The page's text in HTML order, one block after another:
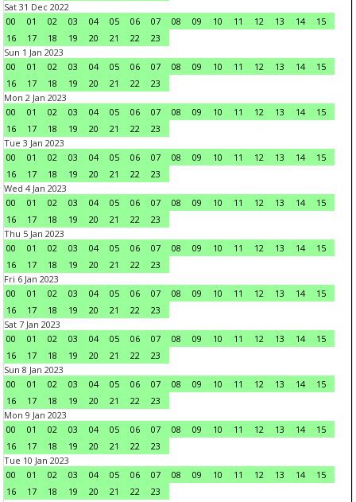
Sat 31 Dec 2022
00
01 02 03 04 05 06 07 08 09 10 11 12 13 14
15
16
17 18 19 20 21 22
23
Sun 1 Jan 2023
00
01 02 03 04 05 06 07 08 09 10 11 12 13 14
15
16
17 18 19 20 21 22
23
Mon 2 Jan 2023
00
01 02 03 04 05 06 07 08 09 10 11 12 13 14
15
16
17 18 19 20 21 22
23
Tue 3 Jan 2023
00
01 02 03 04 05 06 07 08 09 10 11 12 13 14
15
16
17 18 19 20 21 22
23
Wed 4 Jan 2023
00
01 02 03 04 05 06 07 08 09 10 11 12 13 14
15
16
17 18 19 20 21 22
23
Thu 5 Jan 2023
00
01 02 03 04 05 06 07 08 09 10 11 12 13 14
15
16
17 18 19 20 21 22
23
Fri 6 Jan 2023
00
01 02 03 04 05 06 07 08 09 10 11 12 13 14
15
16
17 18 19 20 21 22
23
Sat 7 Jan 2023
00
01 02 03 04 05 06 07 08 09 10 11 12 13 14
15
16
17 18 19 20 21 22
23
Sun 8 Jan 2023
00
01 02 03 04 05 06 07 08 09 10 11 12 13 14
15
16
17 18 19 20 21 22
23
Mon 9 Jan 2023
00
01 02 03 04 05 06 07 08 09 10 11 12 13 14
15
16
17 18 19 20 21 22
23
Tue 10 Jan 2023
00
01 02 03 04 05 06 07 08 09 10 11 12 13 14
15
16
17 18 19 20 21 22
23